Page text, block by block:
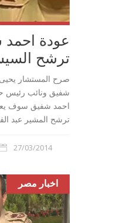
عودة
ترشح
صرح المستشار
شفيق ونائب رئيس
احمد شفيق سوف
ترشح المشير عبد
27/03/2014
اخبار مصر